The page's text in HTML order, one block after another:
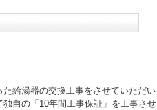
給湯器の交換工事をさせていただい
自の「10年間工事保証」を工事させ